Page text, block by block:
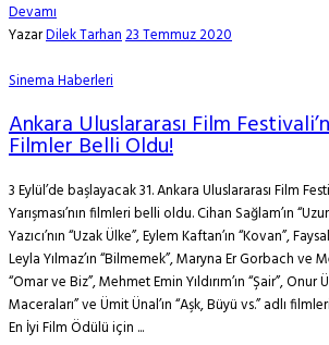
Devamı
YazarDilek Tarhan23 Temmuz 2020
Sinema Haberleri
Ankara Uluslararası Film
Filmler Belli Oldu!
3 Eylül’de başlayacak 31. Ankara Uluslararası Film
Yarışması’nın filmleri belli oldu. Cihan Sağlam’ın
Yazıcı’nın “Uzak Ülke”, Eylem Kaftan’ın “Kovan”,
Leyla Yılmaz’ın “Bilmemek”, Maryna Er Gorbach ve
“Omar ve Biz”, Mehmet Emin Yıldırım’ın “Şair”, Onur
Maceraları” ve Ümit Ünal’ın “Aşk, Büyü vs.” adlı
En İyi Film Ödülü için ...